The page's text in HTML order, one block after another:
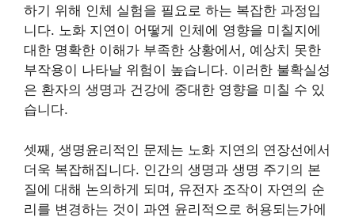
하기 위해 인체 실험을 필요로 하는 복잡한 과정입
니다. 노화 지연이 어떻게 인체에 영향을 미칠지에
대한 명확한 이해가 부족한 상황에서, 예상치 못한
부작용이 나타날 위험이 높습니다. 이러한 불확실성
은 환자의 생명과 건강에 중대한 영향을 미칠 수 있
습니다.
셋째, 생명윤리적인 문제는 노화 지연의 연장선에서
더욱 복잡해집니다. 인간의 생명과 생명 주기의 본
질에 대해 논의하게 되며, 유전자 조작이 자연의 순
리를 변경하는 것이 과연 윤리적으로 허용되는가에